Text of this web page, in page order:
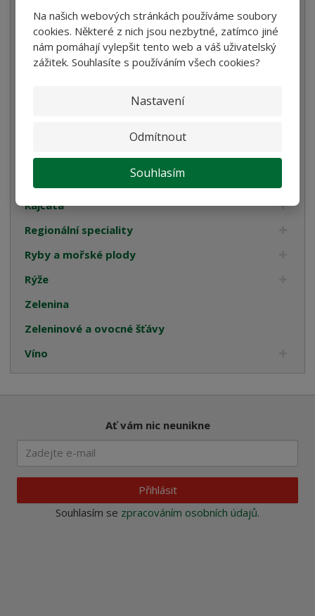
Na našich webových stránkách používáme soubory
cookies. Některé z nich jsou nezbytné, zatímco jiné
nám pomáhají vylepšit tento web a váš uživatelský
zážitek. Souhlasíte s používáním všech cookies?
Nastavení
Odmítnout
Souhlasím
Luštěniny
Mořská sůl
Mouka
Omáčky na těstoviny
Pyré
Rajčata
Regionální speciality
Ryby a mořské plody
Rýže
Zelenina
Zeleninové a ovocné šťávy
Víno
Ať vám nic neunikne
Přihlásit
Souhlasím se zpracováním osobních údajů.